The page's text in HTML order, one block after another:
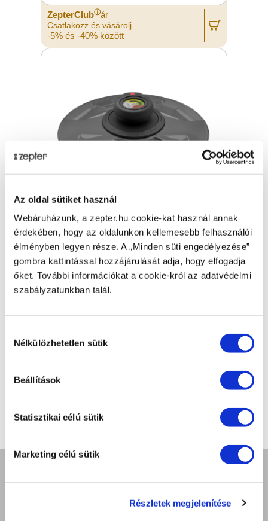
Az oldal sütiket használ
Webáruházunk, a zepter.hu cookie-kat használ annak
érdekében, hogy az oldalunkon kellemesebb felhasználói
élményben legyen része. A „Minden süti engedélyezése”
gombra kattintással hozzájárulását adja, hogy elfogadja
őket. További információkat a cookie-król az adatvédelmi
szabályzatunkban talál.
kiválasztása
Nélkülözhetetlen sütik
Beállítások
Statisztikai célú sütik
Marketing célú sütik
Részletek megjelenítése
ZepterClubⓘár
Csatlakozz és vásárolj
-5% és -40% között
SYNCRO-CLIK GYORSFŐZŐ FEDŐ,
Ø24 CM
Listaár 186.500 Ft